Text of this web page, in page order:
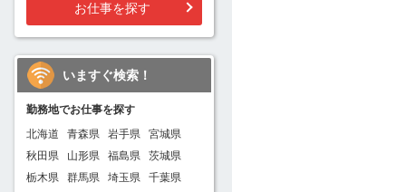
お仕事を探す
いますぐ検索！
勤務地でお仕事を探す
北海道
青森県 岩手県
宮城県
秋田県
山形県 福島県
茨城県
栃木県
群馬県 埼玉県 千葉県